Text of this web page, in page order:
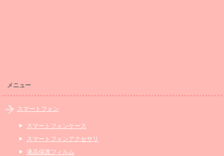
メニュー
スマートフォン
スマートフォンケース
スマートフォンアクセサリ
液晶保護フィルム